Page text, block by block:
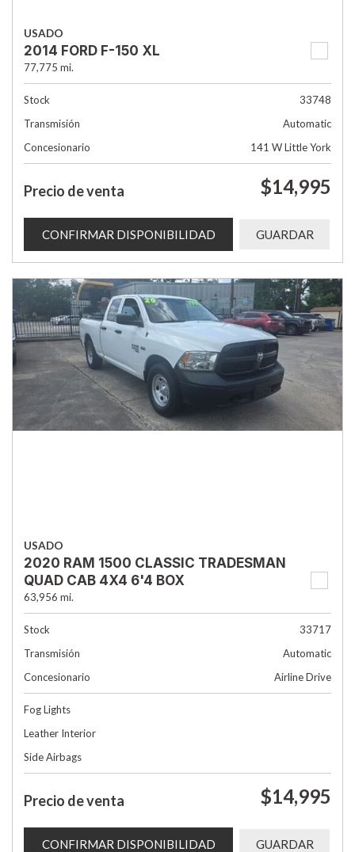
USADO
2014 FORD F-150 XL
77,775 mi.
Stock
33748
Transmisión
Automatic
Concesionario
141 W Little York
Precio de venta $14,995
CONFIRMAR DISPONIBILIDAD GUARDAR
USADO
2020 RAM 1500 CLASSIC TRADESMAN
QUAD CAB 4X4 6'4 BOX
63,956 mi.
Stock
33717
Transmisión
Automatic
Concesionario
Airline Drive
Fog Lights
Leather Interior
Side Airbags
Precio de venta $14,995
CONFIRMAR DISPONIBILIDAD GUARDAR